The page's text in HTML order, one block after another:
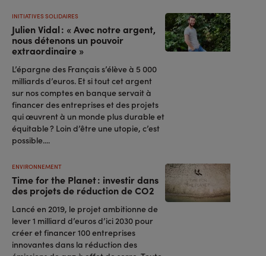
Julien Vidal : « Avec notre argent,
nous détenons un pouvoir
extraordinaire »
INITIATIVES SOLIDAIRES
L’épargne des Français s’élève à 5 000
milliards d’euros. Et si tout cet argent
sur nos comptes en banque servait à
financer des entreprises et des projets
qui œuvrent à un monde plus durable et
équitable ? Loin d’être une utopie, c’est
possible....
Time for the Planet : investir dans
des projets de réduction de CO2
ENVIRONNEMENT
Lancé en 2019, le projet ambitionne de
lever 1 milliard d’euros d’ici 2030 pour
créer et financer 100 entreprises
innovantes dans la réduction des